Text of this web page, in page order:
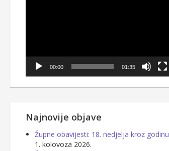
00:00 01:35
Najnovije objave
Župne obavijesti: 18. nedjelja kroz godinu
1. kolovoza 2026.